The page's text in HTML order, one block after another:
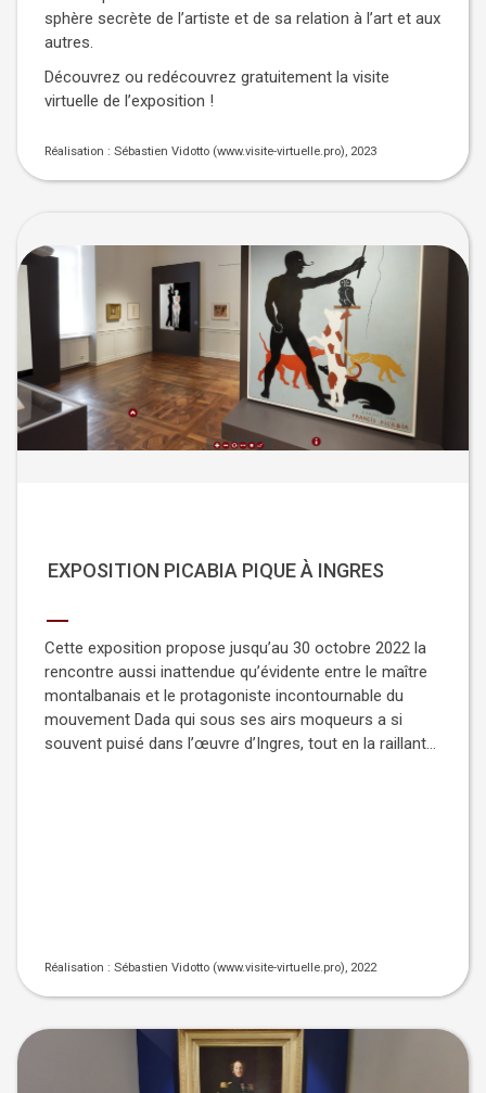
sphère secrète de l’artiste et de sa relation à l’art et aux
autres.
Découvrez ou redécouvrez gratuitement la visite
virtuelle de l’exposition !
Réalisation : Sébastien Vidotto (www.visite-virtuelle.pro), 2023
EXPOSITION PICABIA PIQUE À INGRES
Cette exposition propose jusqu’au 30 octobre 2022 la
rencontre aussi inattendue qu’évidente entre le maître
montalbanais et le protagoniste incontournable du
mouvement Dada qui sous ses airs moqueurs a si
souvent puisé dans l’œuvre d’Ingres, tout en la raillant…
Réalisation : Sébastien Vidotto (www.visite-virtuelle.pro), 2022